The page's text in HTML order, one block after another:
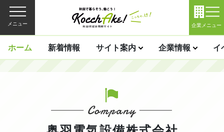
メニュー 企業メニュー
ホーム 新着情報 サイト案内 企業情報 イ